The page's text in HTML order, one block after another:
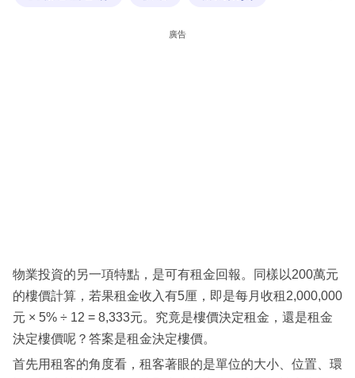
區
廣告
物業投資的另一項特點，是可有租金回報。同樣以200萬元
的樓價計算，若果租金收入有5厘，即是每月收租2,000,000
元 × 5% ÷ 12 = 8,333元。究竟是樓價決定租金，還是租金
決定樓價呢？答案是租金決定樓價。
首先用租客的角度看，租客著眼的是單位的大小、位置、環